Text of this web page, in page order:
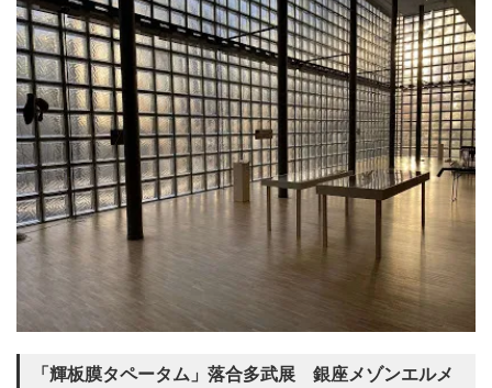
「輝板膜タペータム」落合多武展 銀座メゾンエルメ